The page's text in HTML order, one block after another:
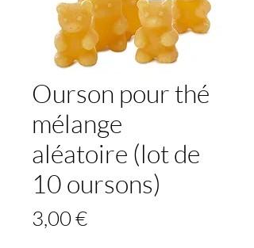
Ourson pour thé
mélange
aléatoire (lot de
10 oursons)
3,00 €Prix